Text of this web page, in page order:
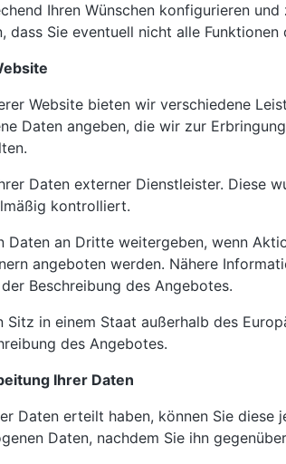
Ihren Wünschen konfigurieren
dass Sie eventuell nicht alle
Website bieten wir verschiedene
Daten angeben, die wir zur
Daten externer Dienstleister. Diese
kontrolliert.
an Dritte weitergeben, wenn
angeboten werden. Nähere
Beschreibung des Angebotes.
in einem Staat außerhalb des
des Angebotes.
Ihrer Daten
Daten erteilt haben, können Sie
Daten, nachdem Sie ihn